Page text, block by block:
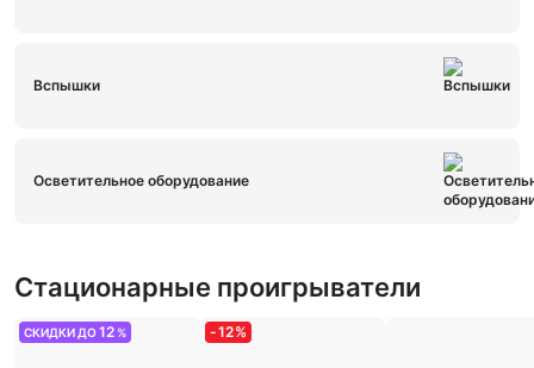
Вспышки
Осветительное оборудование
Стационарные проигрыватели
СКИДКИ ДО12 % -12%